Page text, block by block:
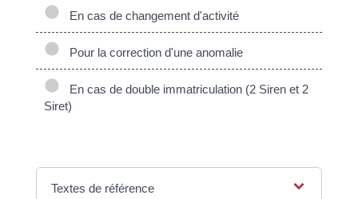
En cas de changement d'activité
Pour la correction d'une anomalie
En cas de double immatriculation (2 Siren et 2
Siret)
Textes de référence